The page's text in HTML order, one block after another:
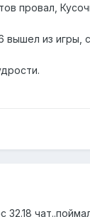
провал,
из